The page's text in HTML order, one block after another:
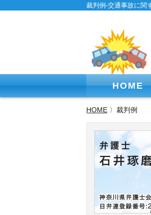
裁判例-交通事故に関
HOME
HOME 〉裁判例